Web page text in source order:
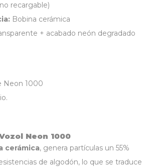
recargable)
Bobina cerámica
+ acabado neón degradado
Neon 1000
Neon 1000
cerámica, genera partículas un 55%
de algodón, lo que se traduce